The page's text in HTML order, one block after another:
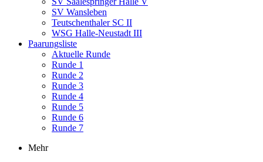
SV Wansleben
Teutschenthaler SC II
WSG Halle-Neustadt III
Paarungsliste
Aktuelle Runde
Runde 1
Runde 2
Runde 3
Runde 4
Runde 5
Runde 6
Runde 7
Mehr